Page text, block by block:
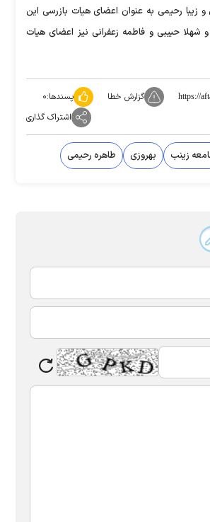
و زیبا رحیمی به عنوان اعضای هیات بازرسی این
حبیبی و فاطمه زعفرانی نیز اعضای هیات
https:// گزارش خطا پسندها:۰
اشتراک گذاری
زینب بهروزی طاهره رحیمی